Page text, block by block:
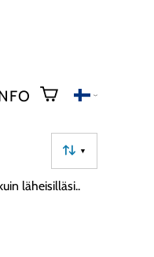
▼
läheisilläsi..